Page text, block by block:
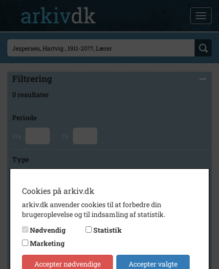
Filtrering
0 resultater
Periode
Fra Til
Type
Arkiv
Holbæk Stadsarkiv
Cookies på arkiv.dk
arkiv.dk anvender cookies til at forbedre din
brugeroplevelse og til indsamling af statistik.
Nødvendig
Statistik
Marketing
Accepter nødvendige Accepter valgte